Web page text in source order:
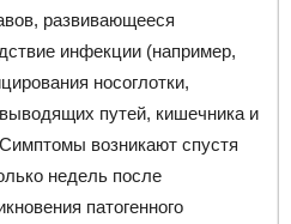
развивающееся
инфекции (например,
носоглотки,
путей, кишечника и
возникают спустя
недель после
патогенного